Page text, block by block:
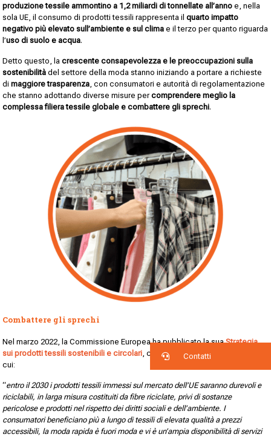
produzione tessile ammontino a 1,2 miliardi di tonnellate all’anno e, nella
sola UE, il consumo di prodotti tessili rappresenta ilquarto impatto
negativo più elevato sull’ambiente e sul clima e il terzo per quanto riguarda
l’uso di suolo e acqua.
Detto questo, lacrescente consapevolezza e le preoccupazioni sulla
sostenibilità del settore della moda stanno iniziando a portare a richieste
dimaggiore trasparenza, con consumatori e autorità di regolamentazione
che stanno adottando diverse misure percomprendere meglio la
complessa filiera tessile globale e combattere gli sprechi.
Combattere gli sprechi
Nel marzo 2022, la Commissione Europea ha pubblicato la suaStrategia
sui prodotti tessili sostenibili e circolari, che prevede un futuro prossimo in
cui:
“entro il 2030 i prodotti tessili immessi sul mercato dell’UE saranno durevoli e
riciclabili, in larga misura costituiti da fibre riciclate, privi di sostanze
pericolose e prodotti nel rispetto dei diritti sociali e dell’ambiente. I
consumatori beneficiano più a lungo di tessili di elevata qualità a prezzi
accessibili, la moda rapida è fuori moda e vi è un’ampia disponibilità di servizi
Contatti